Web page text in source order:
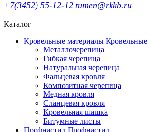
+7(3452) 55-12-12 tumen@rkkb.ru
Каталог
Кровельные материалы
Металлочерепица
Гибкая черепица
Натуральная черепица
Фальцевая кровля
Композитная черепица
Медная кровля
Сланцевая кровля
Кровельная шашка
Битумные листы
Профнастил Профнастил